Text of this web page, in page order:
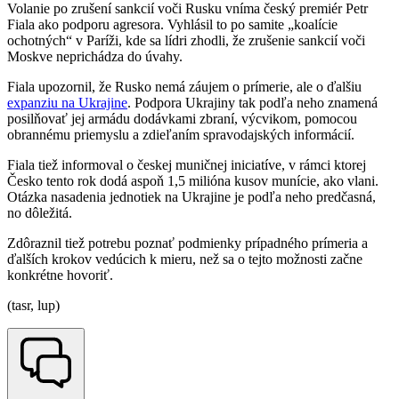
Volanie po zrušení sankcií voči Rusku vníma český premiér Petr
Fiala ako podporu agresora. Vyhlásil to po samite „koalície
ochotných“ v Paríži, kde sa lídri zhodli, že zrušenie sankcií voči
Moskve neprichádza do úvahy.
Fiala upozornil, že Rusko nemá záujem o prímerie, ale o ďalšiu
expanziu na Ukrajine. Podpora Ukrajiny tak podľa neho znamená
posilňovať jej armádu dodávkami zbraní, výcvikom, pomocou
obrannému priemyslu a zdieľaním spravodajských informácií.
Fiala tiež informoval o českej muničnej iniciatíve, v rámci ktorej
Česko tento rok dodá aspoň 1,5 milióna kusov munície, ako vlani.
Otázka nasadenia jednotiek na Ukrajine je podľa neho predčasná,
no dôležitá.
Zdôraznil tiež potrebu poznať podmienky prípadného prímeria a
ďalších krokov vedúcich k mieru, než sa o tejto možnosti začne
konkrétne hovoriť.
(tasr, lup)